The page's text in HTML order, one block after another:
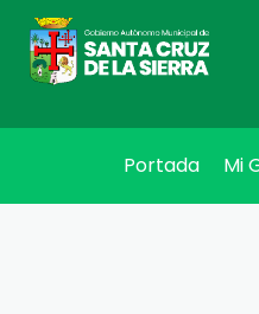
Portada Mi